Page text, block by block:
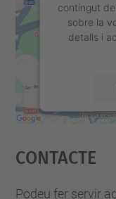
contingut
sobre la
detalls i
Contacte
Podeu fer servir